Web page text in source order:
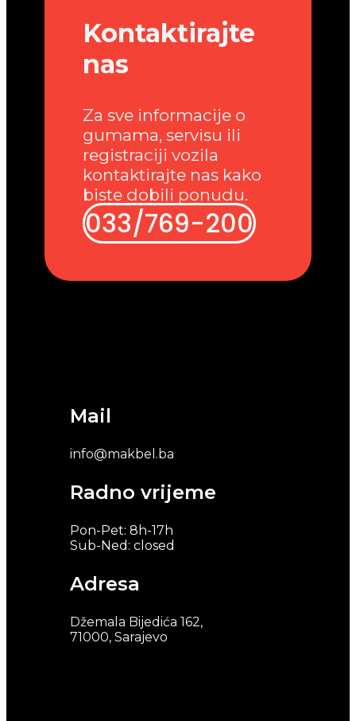
Mail
info@makbel.ba
Radno vrijeme
Pon-Pet: 8h-17h
Sub-Ned: closed
Adresa
Džemala Bijedića 162,
71000, Sarajevo
Kontaktirajte
nas
Za sve informacije o
gumama, servisu ili
registraciji vozila
kontaktirajte nas kako
biste dobili ponudu.
033/769-200